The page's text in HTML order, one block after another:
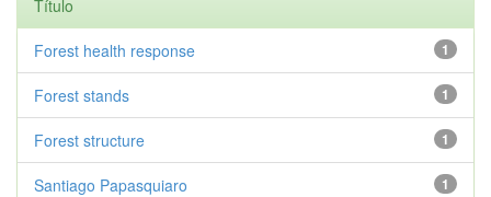
Título
1
Forest health response
1
Forest stands
1
Forest structure
1
Santiago Papasquiaro